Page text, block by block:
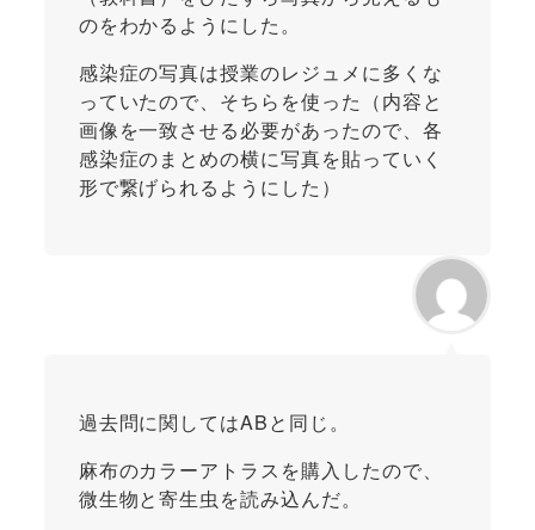
のをわかるようにした。
感染症の写真は授業のレジュメに多くな
っていたので、そちらを使った（内容と
画像を一致させる必要があったので、各
感染症のまとめの横に写真を貼っていく
形で繋げられるようにした）
過去問に関してはABと同じ。
麻布のカラーアトラスを購入したので、
微生物と寄生虫を読み込んだ。